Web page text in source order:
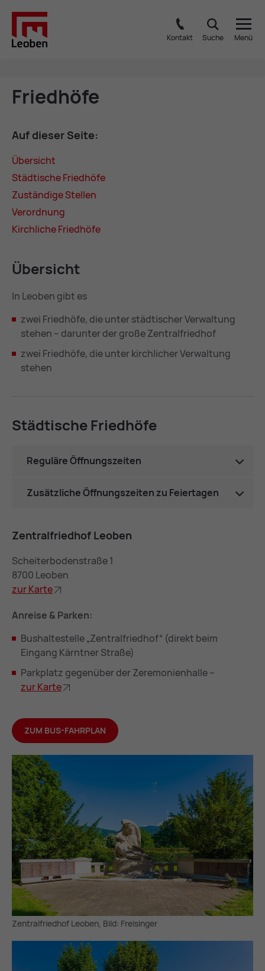
Kontakt Suche Menü
Fried­hö­fe
Auf die­ser Sei­te:
Über­sicht
Städ­ti­sche Fried­hö­fe
Zu­stän­di­ge Stel­len
Ver­ord­nung
Kirch­li­che Fried­hö­fe
Über­sicht
In Leoben gibt es
zwei Friedhöfe, die unter städtischer Verwaltung
stehen – darunter der große Zentralfriedhof
zwei Friedhöfe, die unter kirchlicher Verwaltung
stehen
Städ­ti­sche Fried­hö­fe
Reguläre Öffnungszeiten
Zusätzliche Öffnungszeiten zu Feiertagen
Zen­tral­fried­hof Leo­ben
Scheiterbodenstraße 1
8700 Leoben
zur Kar­te
Anreise & Parken:
Bushaltestelle „Zentralfriedhof“ (direkt beim
Eingang Kärntner Straße)
Parkplatz gegenüber der Zeremonienhalle –
zur Kar­te
ZUM BUS-FAHRPLAN
Zentralfriedhof Leoben, Bild: Freisinger